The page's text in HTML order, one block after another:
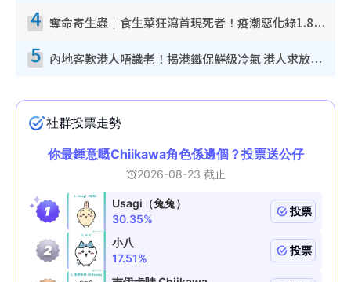
4 奪命寄生蟲｜食生菜狂瀉首現死者！疫潮惡化錄1.8萬宗病例 揭洗菜3大謬誤
5 內地客歎港人唔識老！揭港鐵保鮮級冷氣 港人求放過：咪投訴